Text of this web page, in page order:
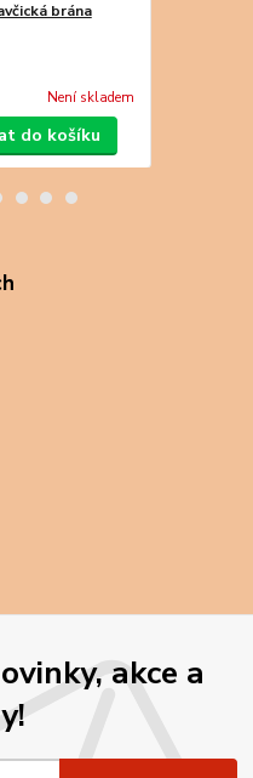
brána
Není skladem
do košíku
akce a